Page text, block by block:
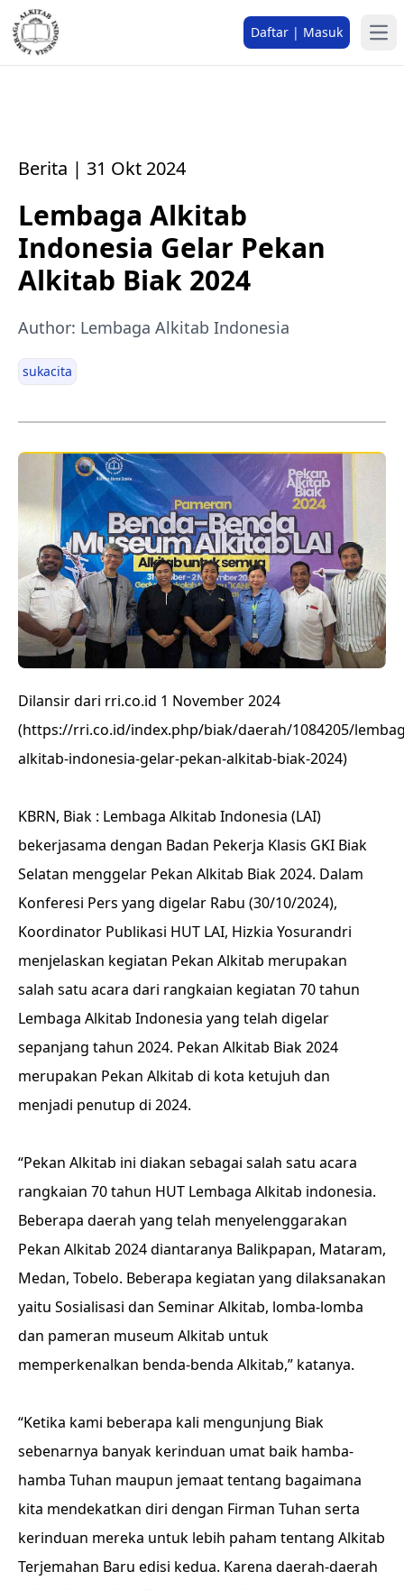
Daftar | Masuk
Berita | 31 Okt 2024
Lembaga Alkitab
Indonesia Gelar Pekan
Alkitab Biak 2024
Author: Lembaga Alkitab Indonesia
sukacita
Dilansir dari rri.co.id 1 November 2024
(https://rri.co.id/index.php/biak/daerah/1084205/
alkitab-indonesia-gelar-pekan-alkitab-biak-2024)
KBRN, Biak : Lembaga Alkitab Indonesia (LAI)
bekerjasama dengan Badan Pekerja Klasis GKI Biak
Selatan menggelar Pekan Alkitab Biak 2024. Dalam
Konferesi Pers yang digelar Rabu (30/10/2024),
Koordinator Publikasi HUT LAI, Hizkia Yosurandri
menjelaskan kegiatan Pekan Alkitab merupakan
salah satu acara dari rangkaian kegiatan 70 tahun
Lembaga Alkitab Indonesia yang telah digelar
sepanjang tahun 2024. Pekan Alkitab Biak 2024
merupakan Pekan Alkitab di kota ketujuh dan
menjadi penutup di 2024.
“Pekan Alkitab ini diakan sebagai salah satu acara
rangkaian 70 tahun HUT Lembaga Alkitab indonesia.
Beberapa daerah yang telah menyelenggarakan
Pekan Alkitab 2024 diantaranya Balikpapan, Mataram,
Medan, Tobelo. Beberapa kegiatan yang dilaksanakan
yaitu Sosialisasi dan Seminar Alkitab, lomba-lomba
dan pameran museum Alkitab untuk
memperkenalkan benda-benda Alkitab,” katanya.
“Ketika kami beberapa kali mengunjung Biak
sebenarnya banyak kerinduan umat baik hamba-
hamba Tuhan maupun jemaat tentang bagaimana
kita mendekatkan diri dengan Firman Tuhan serta
kerinduan mereka untuk lebih paham tentang Alkitab
Terjemahan Baru edisi kedua. Karena daerah-daerah